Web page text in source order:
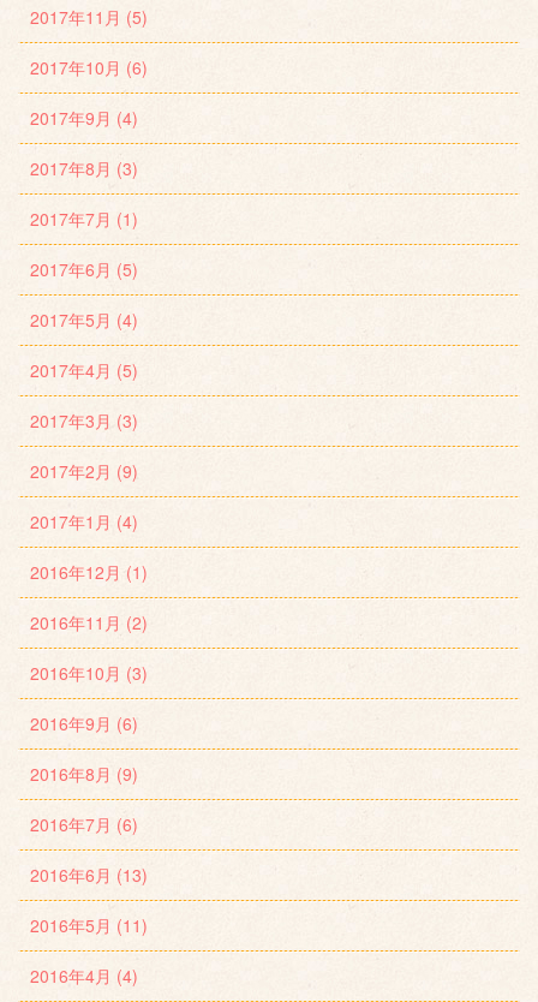
2017年11月 (5)
2017年10月 (6)
2017年9月 (4)
2017年8月 (3)
2017年7月 (1)
2017年6月 (5)
2017年5月 (4)
2017年4月 (5)
2017年3月 (3)
2017年2月 (9)
2017年1月 (4)
2016年12月 (1)
2016年11月 (2)
2016年10月 (3)
2016年9月 (6)
2016年8月 (9)
2016年7月 (6)
2016年6月 (13)
2016年5月 (11)
2016年4月 (4)